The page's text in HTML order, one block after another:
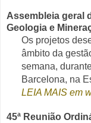
Assembleia geral
Geologia e
Os projetos
âmbito da
semana,
Barcelona, na
LEIA MAIS em
45ª Reunião